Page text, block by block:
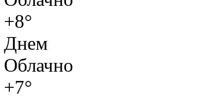
+8°
Днем
Облачно
+7°